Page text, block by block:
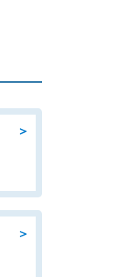
＞
＞